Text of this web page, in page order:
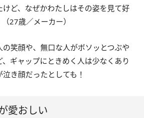
ど、なぜかわたしはその姿を見て好
27歳／メーカー）
笑顔や、無口な人がボソッとつぶや
ギャップにときめく人は少なくあり
き顔だったとしても！
愛おしい